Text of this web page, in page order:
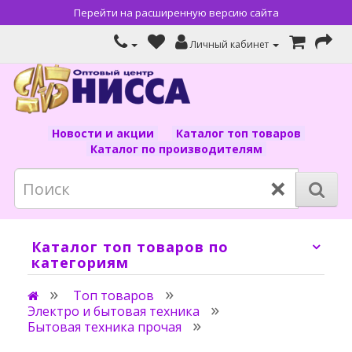
Перейти на расширенную версию сайта
Личный кабинет
Новости и акции
Каталог топ товаров
Каталог по производителям
×
Каталог топ товаров по
категориям
Топ товаров
Электро и бытовая техника
Бытовая техника прочая